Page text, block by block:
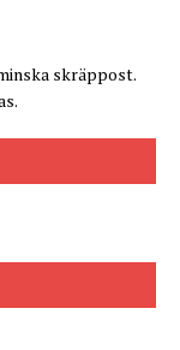
skräppost.
.